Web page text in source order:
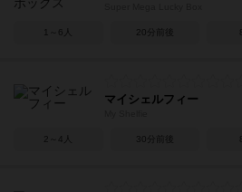
1～6人 20分前後
マイシェルフィー
2～4人 30分前後